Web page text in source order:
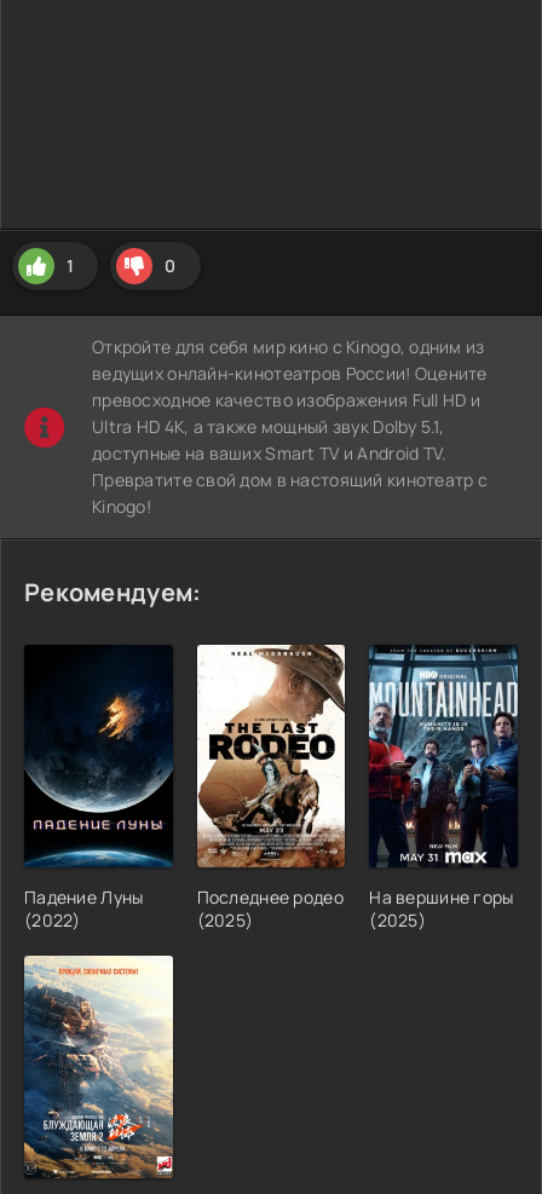
1 0
Откройте для себя мир кино с Kinogo, одним из
ведущих онлайн-кинотеатров России! Оцените
превосходное качество изображения Full HD и
Ultra HD 4K, а также мощный звук Dolby 5.1,
доступные на ваших Smart TV и Android TV.
Превратите свой дом в настоящий кинотеатр с
Kinogo!
Рекомендуем:
Падение Луны
(2022)
Последнее родео
(2025)
На вершине горы
(2025)